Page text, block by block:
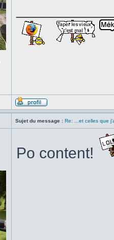
Sujet du message : Re: ...et celles que
Po content!